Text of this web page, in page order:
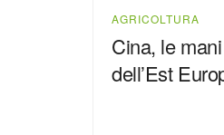
AGRICOLTURA
Cina, le
dell’Est